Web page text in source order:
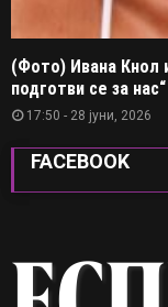
(Фото) Ивана Кнол
подготви се за нас“
17:50 - 28 јуни, 2026
FACEBOOK